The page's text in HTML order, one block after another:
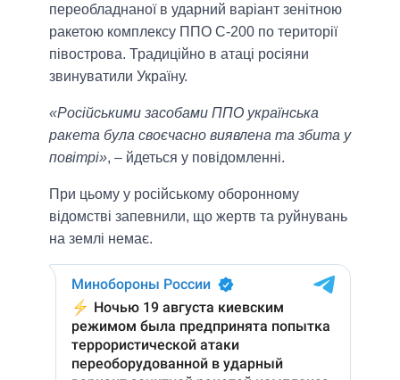
переобладнаної в ударний варіант зенітною
ракетою комплексу ППО С-200 по території
півострова. Традиційно в атаці росіяни
звинуватили Україну.
«Російськими засобами ППО українська
ракета була своєчасно виявлена та збита у
повітрі», – йдеться у повідомленні.
При цьому у російському оборонному
відомстві запевнили, що жертв та руйнувань
на землі немає.